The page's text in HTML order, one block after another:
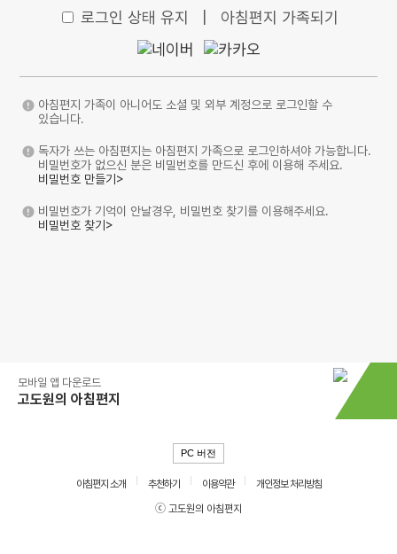
로그인 상태 유지 아침편지 가족되기
아침편지 가족이 아니어도 소셜 및 외부 계정으로 로그인할 수
있습니다.
독자가 쓰는 아침편지는 아침편지 가족으로 로그인하셔야 가능합니다.
비밀번호가 없으신 분은 비밀번호를 만드신 후에 이용해 주세요.
비밀번호 만들기>
비밀번호가 기억이 안날경우, 비밀번호 찾기를 이용해주세요.
비밀번호 찾기>
모바일 앱 다운로드
고도원의 아침편지
PC 버전
아침편지 소개 추천하기 이용약관
개인정보 처리방침
ⓒ 고도원의 아침편지